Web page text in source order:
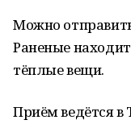
Можно
Раненые
тёплые вещи.
Приём ведётся